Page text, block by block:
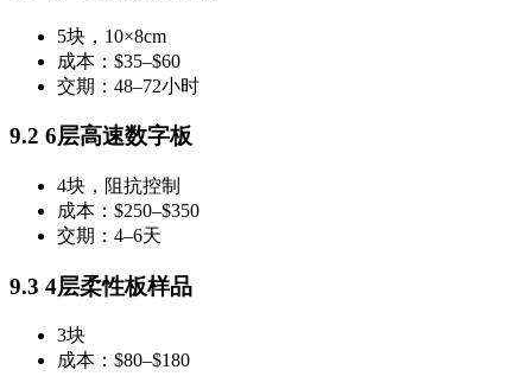
5块，10×8cm
成本：$35–$60
交期：48–72小时
9.2 6层高速数字板
4块，阻抗控制
成本：$250–$350
交期：4–6天
9.3 4层柔性板样品
3块
成本：$80–$180